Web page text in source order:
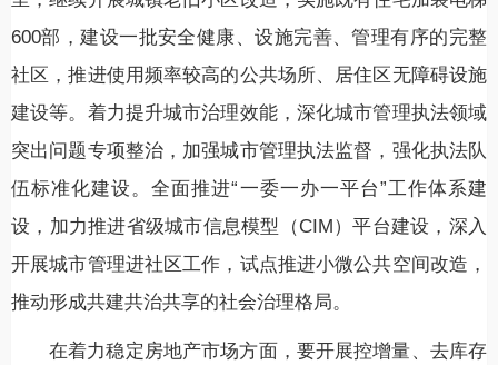
600部，建设一批安全健康、设施完善、管理有序的完整
社区，推进使用频率较高的公共场所、居住区无障碍设施
建设等。着力提升城市治理效能，深化城市管理执法领域
突出问题专项整治，加强城市管理执法监督，强化执法队
伍标准化建设。全面推进“一委一办一平台”工作体系建
设，加力推进省级城市信息模型（CIM）平台建设，深入
开展城市管理进社区工作，试点推进小微公共空间改造，
推动形成共建共治共享的社会治理格局。
在着力稳定房地产市场方面，要开展控增量、去库存